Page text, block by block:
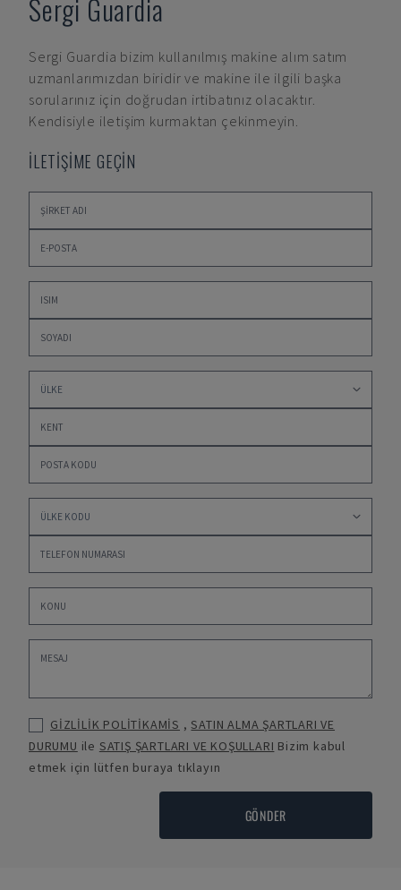
Sergi Guardia
Sergi Guardia bizim kullanılmış makine alım satım
uzmanlarımızdan biridir ve makine ile ilgili başka
sorularınız için doğrudan irtibatınız olacaktır.
Kendisiyle iletişim kurmaktan çekinmeyin.
İLETİŞİME GEÇİN
GİZLİLİK POLİTİKAMİS ,SATIN ALMA ŞARTLARI VE
DURUMU ile SATIŞ ŞARTLARI VE KOŞULLARI Bizim kabul
etmek için lütfen buraya tıklayın
GÖNDER